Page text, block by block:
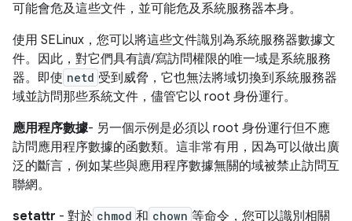
可能會危及這些文件，並可能危及系統服務器本身。
使用 SELinux，您可以將這些文件識別為系統服務器數據文
件。因此，對它們具有讀/寫訪問權限的唯一域是系統服務
器。即使 netd 受到威脅，它也無法將域切換到系統服務器
域並訪問那些系統文件，儘管它以 root 身份運行。
應用程序數據- 另一個示例是必須以 root 身份運行但不應
訪問應用程序數據的函數類。這非常有用，因為可以做出廣
泛的斷言，例如某些與應用程序數據無關的域被禁止訪問互
聯網。
setattr - 對於 chmod 和 chown 等命令，您可以識別相關